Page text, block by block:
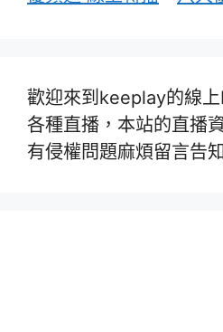
歡迎來到keeplay的線
各種直播，本站的直播
有侵權問題麻煩留言告